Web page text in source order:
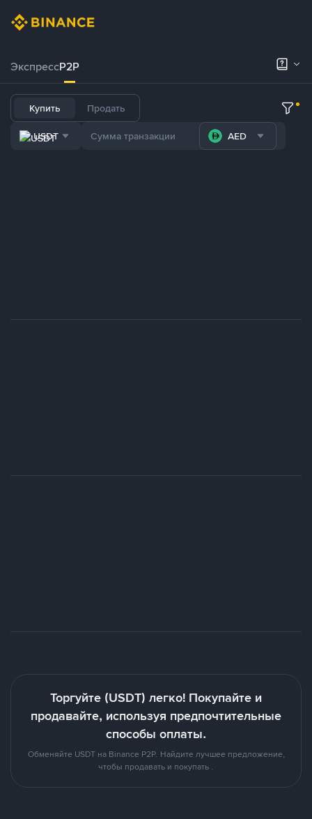
ЭкспрессP2P
Купить Продать
USDT AED
Торгуйте (USDT) легко! Покупайте и
продавайте, используя предпочтительные
способы оплаты.
Обменяйте USDT на Binance P2P. Найдите лучшее предложение,
чтобы продавать и покупать .